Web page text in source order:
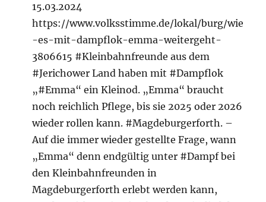
15.03.2024
https://www.volksstimme.de/lokal/burg/wie
-es-mit-dampflok-emma-weitergeht-
3806615 #Kleinbahnfreunde aus dem
#Jerichower Land haben mit #Dampflok
„#Emma“ ein Kleinod. „Emma“ braucht
noch reichlich Pflege, bis sie 2025 oder 2026
wieder rollen kann. #Magdeburgerforth. –
Auf die immer wieder gestellte Frage, wann
„Emma“ denn endgültig unter #Dampf bei
den Kleinbahnfreunden in
Magdeburgerforth erlebt werden kann,